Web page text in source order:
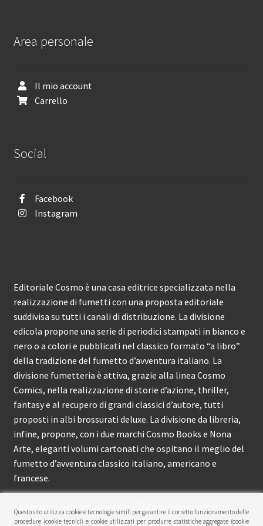
Area personale
Il mio account
Carrello
Social
Facebook
Instagram
Editoriale Cosmo è una casa editrice specializzata nella
realizzazione di fumetti con una proposta editoriale
suddivisa su tutti i canali di distribuzione. La divisione
edicola propone una serie di periodici stampati in bianco e
nero o a colori e pubblicati nel classico formato “a libro”
della tradizione del fumetto d’avventura italiano. La
divisione fumetteria è attiva, grazie alla linea Cosmo
Comics, nella realizzazione di storie d’azione, thriller,
fantasy e al recupero di grandi classici d’autore, tutti
proposti in albi brossurati deluxe. La divisione da libreria,
infine, propone, con i due marchi Cosmo Books e Nona
Arte, eleganti volumi cartonati che ospitano il meglio del
fumetto d’avventura classico italiano, americano e
francese.
circa 150 pubblicazioni l’anno.
Questo sito utilizza cookie e tecnologie simili per garantire il corretto funzionamento delle
procedure (cookie tecnici) e cookie utilizzati per produrre statistiche aggregate (cookie